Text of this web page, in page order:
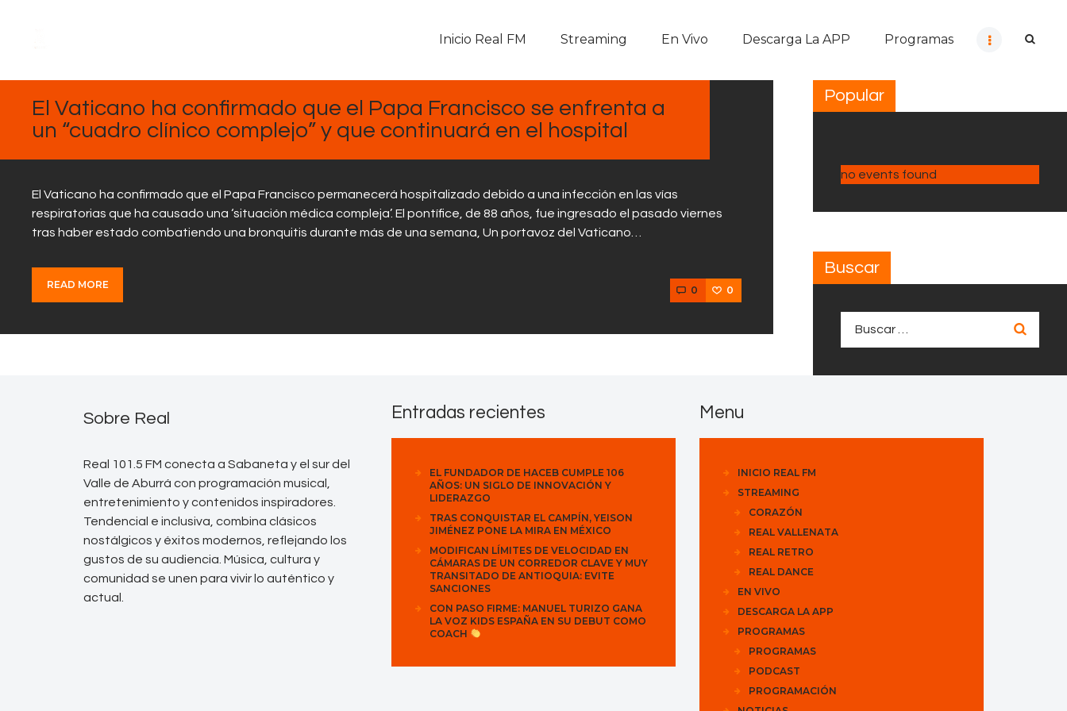
Inicio Real FM Streaming En Vivo Descarga La APP Programas
En Vivo
Descarga La APP
Programas
Noticias
El Vaticano ha confirmado que el Papa Francisco se enfrenta a
un “cuadro clínico complejo” y que continuará en el hospital
El Vaticano ha confirmado que el Papa Francisco permanecerá hospitalizado debido a una infección en las vías
respiratorias que ha causado una ‘situación médica compleja’. El pontífice, de 88 años, fue ingresado el pasado viernes
tras haber estado combatiendo una bronquitis durante más de una semana, Un portavoz del Vaticano…
READ MORE 0 0
Popular
no events found
Buscar
Sobre Real
Real 101.5 FM conecta a Sabaneta y el sur del
Valle de Aburrá con programación musical,
entretenimiento y contenidos inspiradores.
Tendencial e inclusiva, combina clásicos
nostálgicos y éxitos modernos, reflejando los
gustos de su audiencia. Música, cultura y
comunidad se unen para vivir lo auténtico y
actual.
Entradas recientes
EL FUNDADOR DE HACEB CUMPLE 106
AÑOS: UN SIGLO DE INNOVACIÓN Y
LIDERAZGO
TRAS CONQUISTAR EL CAMPÍN, YEISON
JIMÉNEZ PONE LA MIRA EN MÉXICO
MODIFICAN LÍMITES DE VELOCIDAD EN
CÁMARAS DE UN CORREDOR CLAVE Y MUY
TRANSITADO DE ANTIOQUIA: EVITE
SANCIONES
CON PASO FIRME: MANUEL TURIZO GANA
LA VOZ KIDS ESPAÑA EN SU DEBUT COMO
COACH
Menu
INICIO REAL FM
STREAMING
CORAZÓN
REAL VALLENATA
REAL RETRO
REAL DANCE
EN VIVO
DESCARGA LA APP
PROGRAMAS
PROGRAMAS
PODCAST
PROGRAMACIÓN